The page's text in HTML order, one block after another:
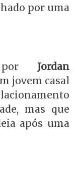
por uma
por Jordan
jovem casal
mas que
após uma